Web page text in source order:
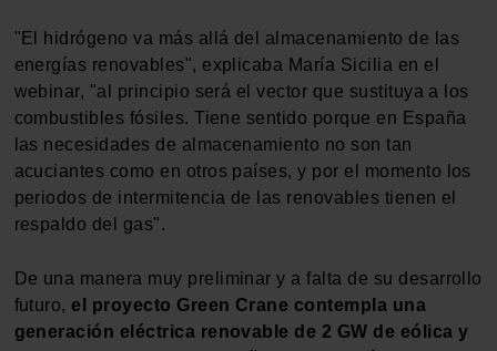
"El hidrógeno va más allá del almacenamiento de las
energías renovables", explicaba María Sicilia en el
webinar, "al principio será el vector que sustituya a los
combustibles fósiles. Tiene sentido porque en España
las necesidades de almacenamiento no son tan
acuciantes como en otros países, y por el momento los
periodos de intermitencia de las renovables tienen el
respaldo del gas".
De una manera muy preliminar y a falta de su desarrollo
futuro, el proyecto Green Crane contempla una
generación eléctrica renovable de 2 GW de eólica y